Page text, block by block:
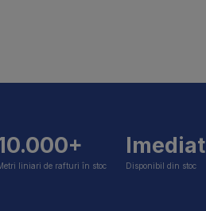
liniari de rafturi în stoc
Imediat
Disponibil din stoc